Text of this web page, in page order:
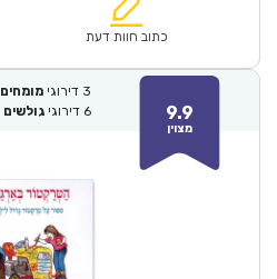
₪57.00.
הוא:
כתוב חוות דעת
9.9
מצוין
3 דירוגי מומחים
6 דירוגי גולשים